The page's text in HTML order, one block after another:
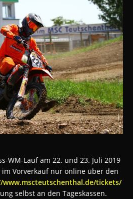
WM-Lauf am 22. und 23. Juli 2019
Vorverkauf nur online über den
tickets/
selbst an den Tageskassen.